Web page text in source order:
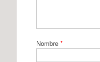
Nombre *